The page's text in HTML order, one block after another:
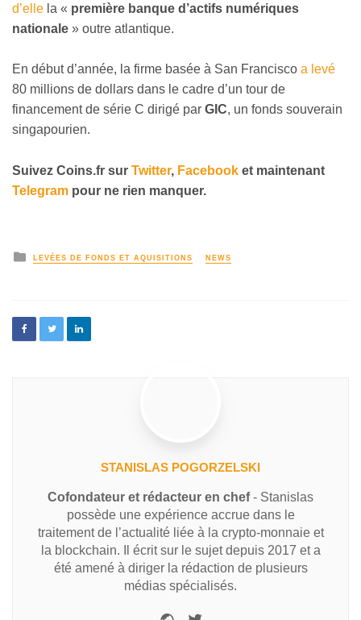
d’elle la « première banque d’actifs numériques
nationale » outre atlantique.
En début d’année, la firme basée à San Francisco a levé
80 millions de dollars dans le cadre d’un tour de
financement de série C dirigé par GIC, un fonds souverain
singapourien.
Suivez Coins.fr sur Twitter, Facebook et maintenant
Telegram pour ne rien manquer.
LEVÉES DE FONDS ET AQUISITIONS NEWS
STANISLAS POGORZELSKI
Cofondateur et rédacteur en chef- Stanislas
possède une expérience accrue dans le
traitement de l’actualité liée à la crypto-monnaie et
la blockchain. Il écrit sur le sujet depuis 2017 et a
été amené à diriger la rédaction de plusieurs
médias spécialisés.